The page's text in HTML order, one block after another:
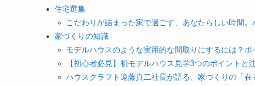
住宅選集
こだわりが詰まった家で過ごす、あなたらしい時間
家づくりの知識
モデルハウスのような実用的な間取りにするには？
【初心者必見】初モデルハウス見学3つのポイントと
ハウスクラフト遠藤真二社長が語る、家づくりの「在